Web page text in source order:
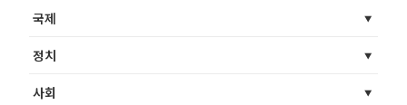
국제
정치
사회